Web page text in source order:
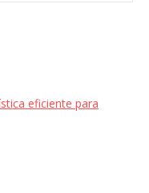
eficiente para